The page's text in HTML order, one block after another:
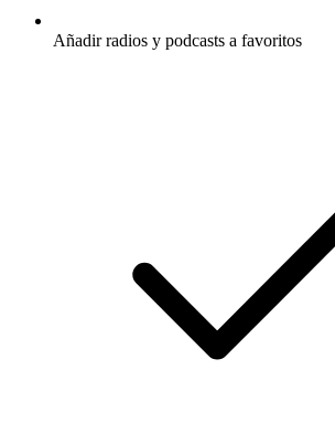
Añadir radios y podcasts a favoritos